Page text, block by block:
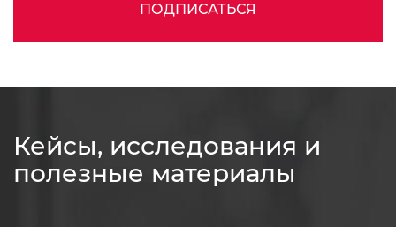
ПОДПИСАТЬСЯ
Кейсы, исследования и
полезные материалы